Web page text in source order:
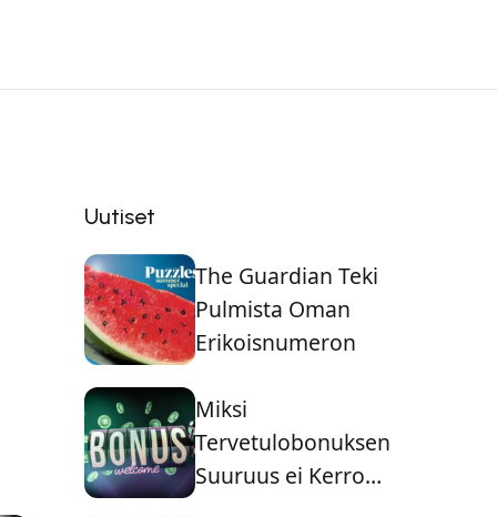
Uutiset
The Guardian Teki
Pulmista Oman
Erikoisnumeron
Miksi
Tervetulobonuksen
Suuruus ei Kerro